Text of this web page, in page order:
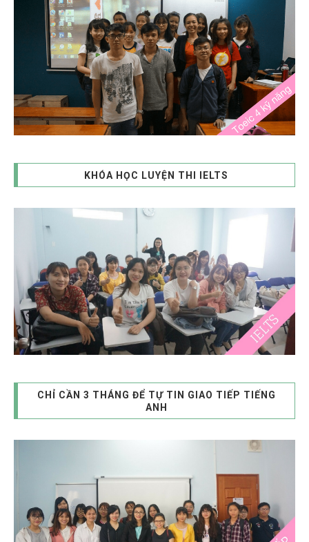
KHÓA HỌC LUYỆN THI IELTS
CHỈ CẦN 3 THÁNG ĐỂ TỰ TIN GIAO TIẾP TIẾNG
ANH